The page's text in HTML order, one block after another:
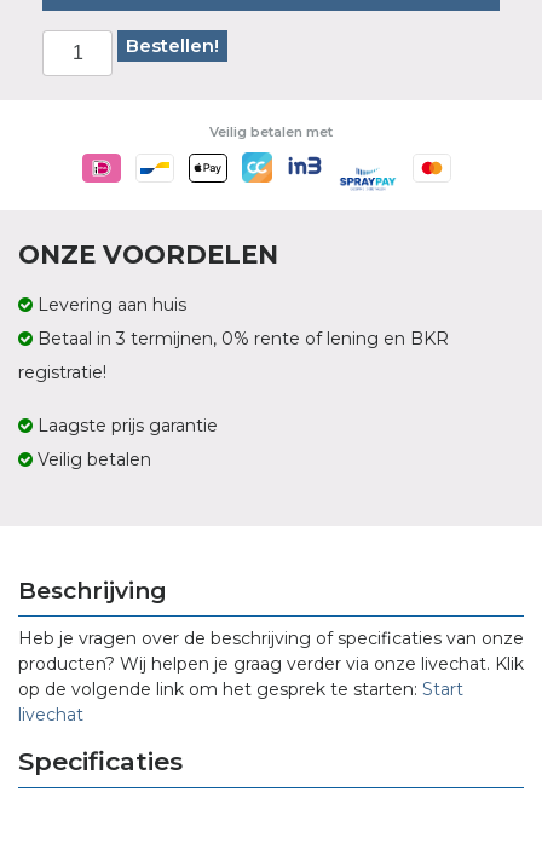
Bestellen!
Veilig betalen met
ONZE VOORDELEN
Levering aan huis
Betaal in 3 termijnen, 0% rente of lening en BKR
registratie!
Laagste prijs garantie
Veilig betalen
Beschrijving
Heb je vragen over de beschrijving of specificaties van onze
producten? Wij helpen je graag verder via onze livechat. Klik
op de volgende link om het gesprek te starten: Start
livechat
Specificaties